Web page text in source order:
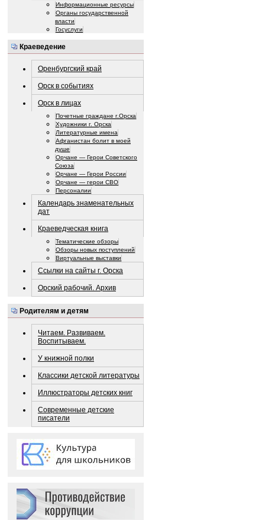
Информационные ресурсы
Органы государственной
власти
Госуслуги
Краеведение
Оренбургский край
Орск в событиях
Орск в лицах
Почетные граждане г.Орска
Художники г. Орска
Литературные имена
Афганистан болит в моей
душе
Орчане — Герои Советского
Союза
Орчане — Герои России
Орчане — герои СВО
Персоналии
Календарь знаменательных
дат
Краеведческая книга
Тематические обзоры
Обзоры новых поступлений
Виртуальные выставки
Ссылки на сайты г. Орска
Орский рабочий. Архив
Родителям и детям
Читаем. Развиваем.
Воспитываем.
У книжной полки
Классики детской литературы
Иллюстраторы детских книг
Современные детские
писатели